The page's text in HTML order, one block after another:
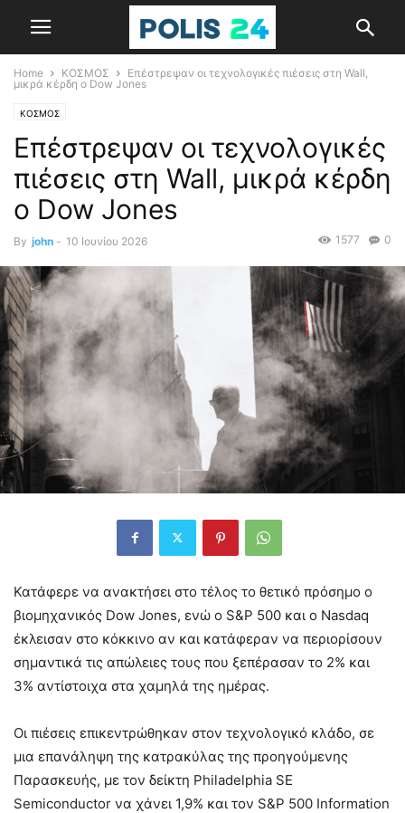
Home ΚΟΣΜΟΣ
Επέστρεψαν οι τεχνολογικές πιέσεις στη Wall,
μικρά κέρδη ο Dow Jones
ΚΟΣΜΟΣ
Επέστρεψαν οι τεχνολογικές
πιέσεις στη Wall, μικρά κέρδη
ο Dow Jones
By john - 10 Ιουνίου 2026 0
1577
Κατάφερε να ανακτήσει στο τέλος το θετικό πρόσημο ο
βιομηχανικός Dow Jones, ενώ ο S&P 500 και ο Nasdaq
έκλεισαν στο κόκκινο αν και κατάφεραν να περιορίσουν
σημαντικά τις απώλειες τους που ξεπέρασαν το 2% και
3% αντίστοιχα στα χαμηλά της ημέρας.
Οι πιέσεις επικεντρώθηκαν στον τεχνολογικό κλάδο, σε
μια επανάληψη της κατρακύλας της προηγούμενης
Παρασκευής, με τον δείκτη Philadelphia SE
Semiconductor να χάνει 1,9% και τον S&P 500 Information